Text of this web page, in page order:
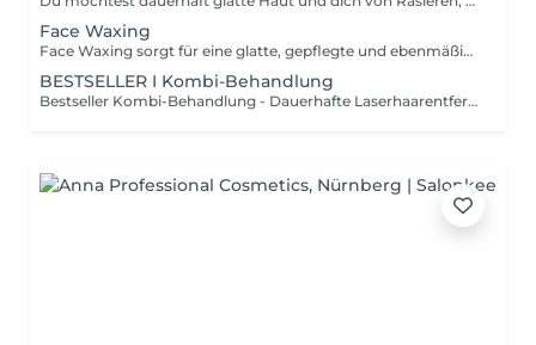
Face Waxing
Face Waxing sorgt für eine glatte, gepflegte und ebenmäßige Haut durch die schonende Entfernung störender Gesichtshaare. Die Behandlung eignet sich ideal für Bereiche wie Oberlippe, Kinn, Wangen oder Gesichtskonturen und sorgt für ein sauberes, frisches Hautbild. Durch die präzise Haarentfernung wirkt die Haut glatter und Make-up kann ebenmäßiger aufgetragen werden. Für ein gepflegtes Erscheinungsbild und ein angenehmes Hautgefühl.
BESTSELLER I Kombi-Behandlung
Bestseller Kombi-Behandlung - Dauerhafte Laserhaarentfernung Die dauerhafte Laserhaarentfernung mit medizinischem Diodenlaser unterstützt eine langfristig glatte und gepflegte Haut. Die moderne Technologie arbeitet präzise, hautschonend und eignet sich für verschiedene Haut- und Haartypen. Die Behandlung eignet sich besonders bei: * Eingewachsenen Haaren * Hautirritationen & Rasurpickeln * Ständigem Rasieren oder Waxing * Starker oder schneller Haarbildung * Unruhigem Hautbild Durch die gezielte Behandlung der Haarwurzel kann das Haarwachstum langfristig reduziert werden. Für glattere Haut, mehr Wohlgefühl und ein gepflegtes Hautbild im Alltag.